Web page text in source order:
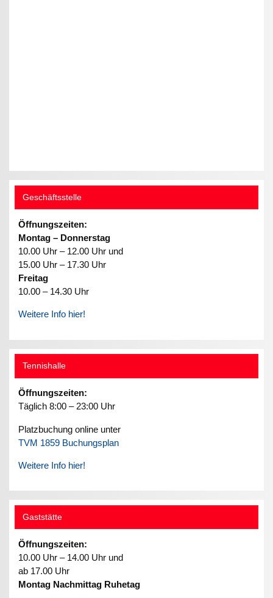
Geschäftsstelle
Öffnungszeiten:
Montag – Donnerstag
10.00 Uhr – 12.00 Uhr und
15.00 Uhr – 17.30 Uhr
Freitag
10.00 – 14.30 Uhr
Weitere Info hier!
Tennishalle
Öffnungszeiten:
Täglich 8:00 – 23:00 Uhr
Platzbuchung online unter
TVM 1859 Buchungsplan
Weitere Info hier!
Gaststätte
Öffnungszeiten:
10.00 Uhr – 14.00 Uhr und
ab 17.00 Uhr
Montag Nachmittag Ruhetag